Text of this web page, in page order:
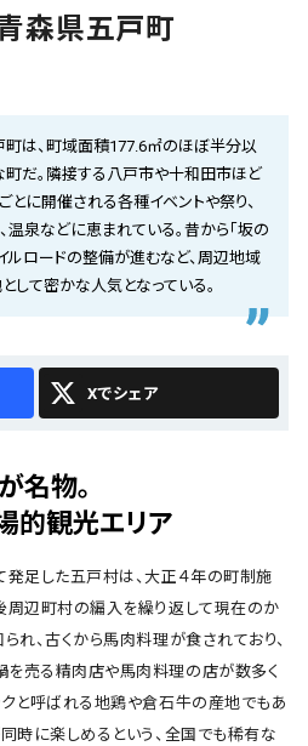
森県五戸町
は、町域面積177.6㎡のほぼ半分以
だ。隣接する八戸市や十和田市ほど
に開催される各種イベントや祭り、
泉などに恵まれている。昔から「坂の
ルロードの整備が進むなど、周辺地域
して密かな人気となっている。
X
名物。
的観光エリア
足した五戸村は、大正４年の町制施
周辺町村の編入を繰り返して現在のか
れ、古くから馬肉料理が食されており、
売る精肉店や馬肉料理の店が数多く
クと呼ばれる地鶏や倉石牛の産地でもあ
同時に楽しめるという、全国でも稀有な